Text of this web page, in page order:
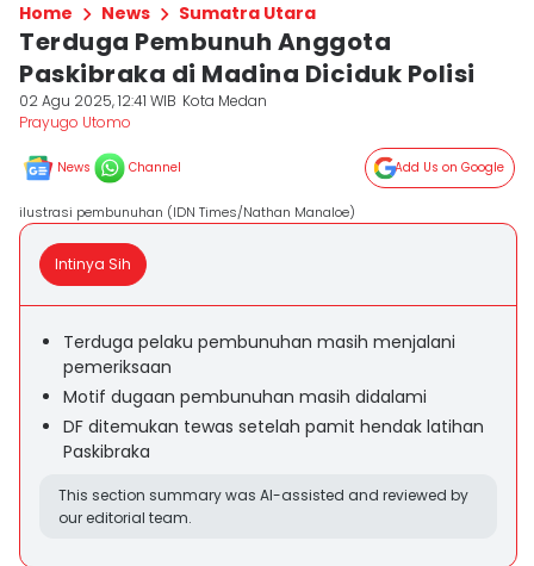
Home News Sumatra Utara
Terduga Pembunuh Anggota
Paskibraka di Madina Diciduk Polisi
02 Agu 2025, 12:41 WIB Kota Medan
Prayugo Utomo
News Channel Add Us on Google
ilustrasi pembunuhan (IDN Times/Nathan Manaloe)
Intinya Sih
Terduga pelaku pembunuhan masih menjalani
pemeriksaan
Motif dugaan pembunuhan masih didalami
DF ditemukan tewas setelah pamit hendak latihan
Paskibraka
This section summary was AI-assisted and reviewed by
our editorial team.